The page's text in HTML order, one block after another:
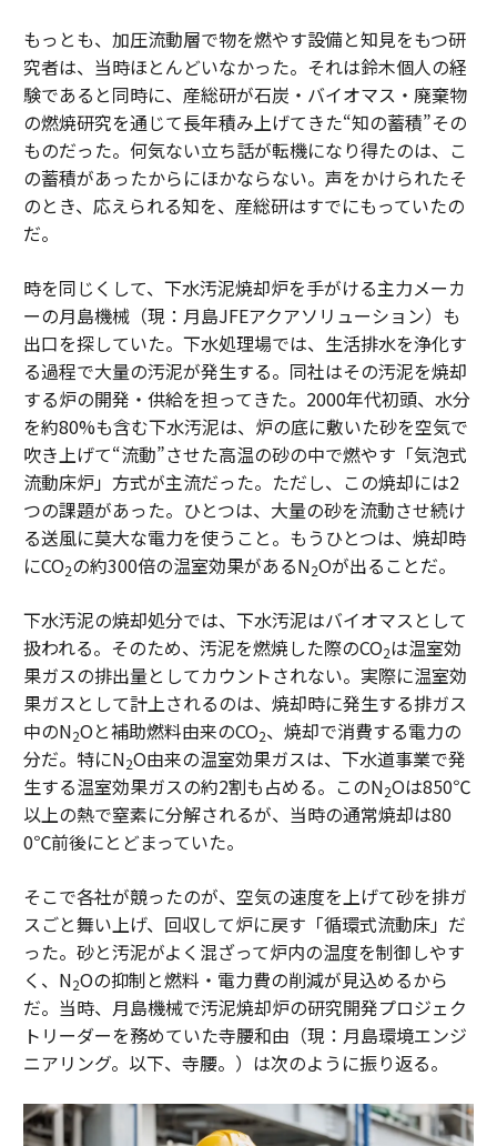
もっとも、加圧流動層で物を燃やす設備と知見をもつ研
究者は、当時ほとんどいなかった。それは鈴木個人の経
験であると同時に、産総研が石炭・バイオマス・廃棄物
の燃焼研究を通じて長年積み上げてきた“知の蓄積”その
ものだった。何気ない立ち話が転機になり得たのは、こ
の蓄積があったからにほかならない。声をかけられたそ
のとき、応えられる知を、産総研はすでにもっていたの
だ。
時を同じくして、下水汚泥焼却炉を手がける主力メーカ
ーの月島機械（現：月島JFEアクアソリューション）も
出口を探していた。下水処理場では、生活排水を浄化す
る過程で大量の汚泥が発生する。同社はその汚泥を焼却
する炉の開発・供給を担ってきた。2000年代初頭、水分
を約80%も含む下水汚泥は、炉の底に敷いた砂を空気で
吹き上げて“流動”させた高温の砂の中で燃やす「気泡式
流動床炉」方式が主流だった。ただし、この焼却には2
つの課題があった。ひとつは、大量の砂を流動させ続け
る送風に莫大な電力を使うこと。もうひとつは、焼却時
にCO2の約300倍の温室効果があるN2Oが出ることだ。
下水汚泥の焼却処分では、下水汚泥はバイオマスとして
扱われる。そのため、汚泥を燃焼した際のCO2は温室効
果ガスの排出量としてカウントされない。実際に温室効
果ガスとして計上されるのは、焼却時に発生する排ガス
中のN2Oと補助燃料由来のCO2、焼却で消費する電力の
分だ。特にN2O由来の温室効果ガスは、下水道事業で発
生する温室効果ガスの約2割も占める。このN2Oは850℃
以上の熱で窒素に分解されるが、当時の通常焼却は80
0℃前後にとどまっていた。
そこで各社が競ったのが、空気の速度を上げて砂を排ガ
スごと舞い上げ、回収して炉に戻す「循環式流動床」だ
った。砂と汚泥がよく混ざって炉内の温度を制御しやす
く、N2Oの抑制と燃料・電力費の削減が見込めるから
だ。当時、月島機械で汚泥焼却炉の研究開発プロジェク
トリーダーを務めていた寺腰和由（現：月島環境エンジ
ニアリング。以下、寺腰。）は次のように振り返る。